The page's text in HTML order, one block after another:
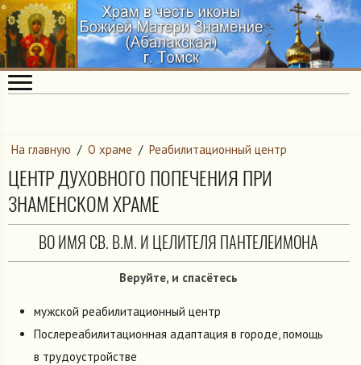
На главную / О храме / Реабилитационный центр
ЦЕНТР ДУХОВНОГО ПОПЕЧЕНИЯ ПРИ
ЗНАМЕНСКОМ ХРАМЕ
ВО ИМЯ СВ. В.М. И ЦЕЛИТЕЛЯ ПАНТЕЛЕИМОНА
Веруйте, и спасётесь
мужской реабилитационный центр
Послереабилитационная адаптация в городе, помощь
в трудоустройстве